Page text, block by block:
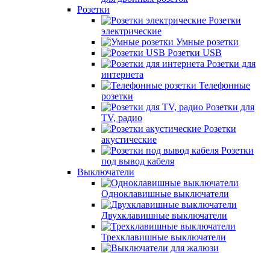
Розетки
Розетки
электрические
Умные розетки
Розетки USB
Розетки для
интернета
Телефонные
розетки
Розетки для
TV, радио
Розетки
акустические
Розетки
под вывод кабеля
Выключатели
Одноклавишные выключатели
Двухклавишные выключатели
Трехклавишные выключатели